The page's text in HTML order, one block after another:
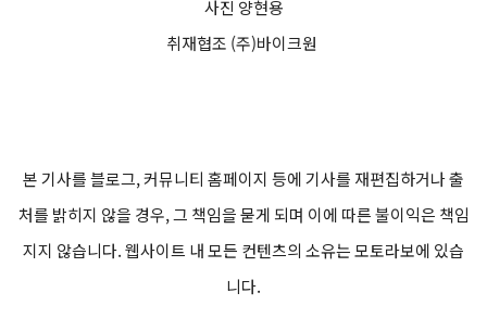
사진 양현용
취재협조 (주)바이크원
본 기사를 블로그, 커뮤니티 홈페이지 등에 기사를 재편집하거나 출
처를 밝히지 않을 경우, 그 책임을 묻게 되며 이에 따른 불이익은 책임
지지 않습니다. 웹사이트 내 모든 컨텐츠의 소유는 모토라보에 있습
니다.